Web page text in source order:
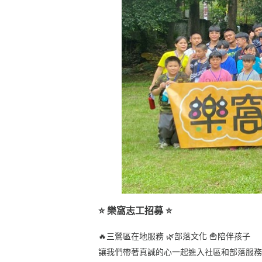
⭐️ 樂窩志工招募 ⭐️
🔥三鶯區在地服務 🌿部落文化 🍟陪伴孩子
讓我們帶著真誠的心一起進入社區和部落服